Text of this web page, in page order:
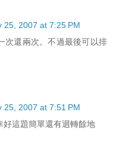
25, 2007 at 7:25 PM
次還兩次。不過最後可以排
25, 2007 at 7:51 PM
這題簡單還有迴轉餘地